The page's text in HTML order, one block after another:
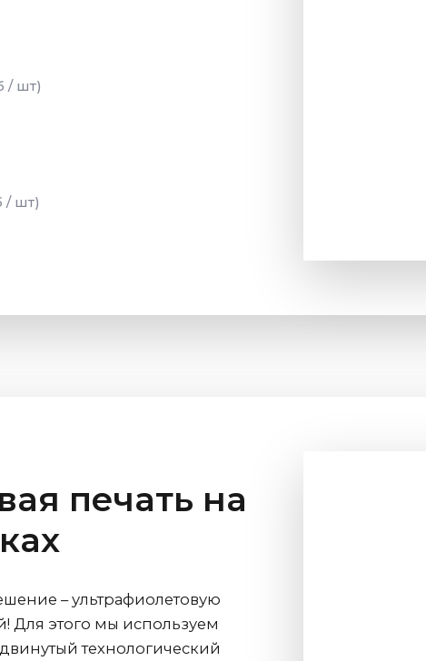
/ шт)
/ шт)
печать на
– ультрафиолетовую
Для этого мы используем
технологический